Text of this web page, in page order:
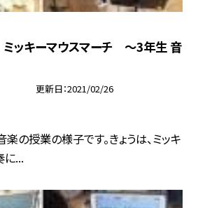
ッキーマウスマーチ 〜3年生 音
更新日 2021/02/26
の授業の様子です。きょうは、ミッキ
に...